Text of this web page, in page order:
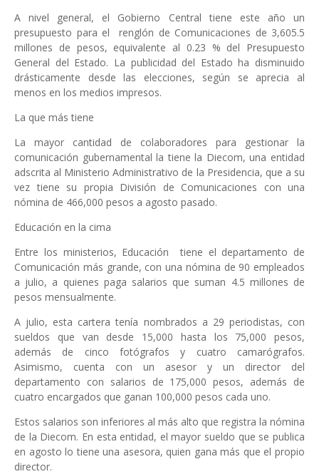
A nivel general, el Gobierno Central tiene este año un
presupuesto para el renglón de Comunicaciones de 3,605.5
millones de pesos, equivalente al 0.23 % del Presupuesto
General del Estado. La publicidad del Estado ha disminuido
drásticamente desde las elecciones, según se aprecia al
menos en los medios impresos.
La que más tiene
La mayor cantidad de colaboradores para gestionar la
comunicación gubernamental la tiene la Diecom, una entidad
adscrita al Ministerio Administrativo de la Presidencia, que a su
vez tiene su propia División de Comunicaciones con una
nómina de 466,000 pesos a agosto pasado.
Educación en la cima
Entre los ministerios, Educación tiene el departamento de
Comunicación más grande, con una nómina de 90 empleados
a julio, a quienes paga salarios que suman 4.5 millones de
pesos mensualmente.
A julio, esta cartera tenía nombrados a 29 periodistas, con
sueldos que van desde 15,000 hasta los 75,000 pesos,
además de cinco fotógrafos y cuatro camarógrafos.
Asimismo, cuenta con un asesor y un director del
departamento con salarios de 175,000 pesos, además de
cuatro encargados que ganan 100,000 pesos cada uno.
Estos salarios son inferiores al más alto que registra la nómina
de la Diecom. En esta entidad, el mayor sueldo que se publica
en agosto lo tiene una asesora, quien gana más que el propio
director.